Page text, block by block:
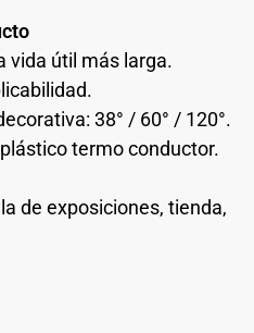
vida útil más larga.
38° / 60° / 120°.
termo conductor.
de exposiciones, tienda,